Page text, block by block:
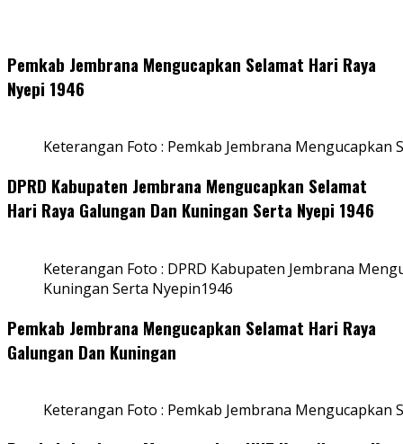
Pemkab Jembrana Mengucapkan Selamat Hari Raya
Nyepi 1946
Keterangan Foto : Pemkab Jembrana Mengucapkan
DPRD Kabupaten Jembrana Mengucapkan Selamat
Hari Raya Galungan Dan Kuningan Serta Nyepi 1946
Keterangan Foto : DPRD Kabupaten Jembrana
Kuningan Serta Nyepin1946
Pemkab Jembrana Mengucapkan Selamat Hari Raya
Galungan Dan Kuningan
Keterangan Foto : Pemkab Jembrana Mengucapkan